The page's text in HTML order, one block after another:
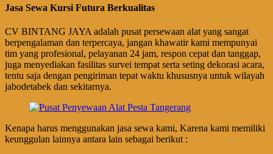
Jasa Sewa Kursi Futura Berkualitas
CV BINTANG JAYA adalah pusat persewaan alat yang sangat
berpengalaman dan terpercaya, jangan khawatir kami mempunyai
tim yang profesional, pelayanan 24 jam, respon cepat dan tanggap,
juga menyediakan fasilitas survei tempat serta seting dekorasi acara,
tentu saja dengan pengiriman tepat waktu khususnya untuk wilayah
jabodetabek dan sekitarnya.
Kenapa harus menggunakan jasa sewa kami, Karena kami memiliki
keunggulan lainnya antara lain sebagai berikut :